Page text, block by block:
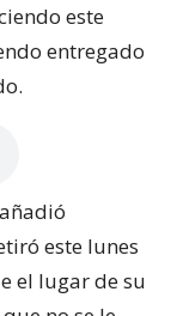
este
entregado
este lunes
el lugar de su